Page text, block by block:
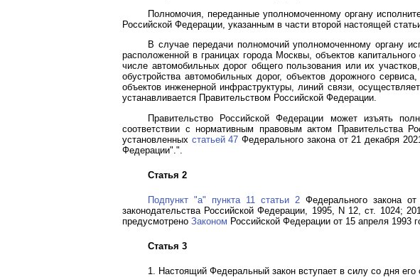
Полномочия, переданные уполномоченному органу
Российской Федерации, указанным в части второй настоящей
В случае передачи полномочий уполномоченному органу
расположенной в границах города Москвы, объектов
числе автомобильных дорог общего пользования или их
обустройства автомобильных дорог, объектов дорожного
объектов инженерной инфраструктуры, линий связи,
устанавливается Правительством Российской Федерации.
Правительство Российской Федерации может изъять
соответствии с нормативным правовым актом Правительства
установленных статьей 47 Федерального закона от 21 декабря
Федерации".".
Статья 2
Подпункт "а" пункта 11 статьи 2 Федерального закона
законодательства Российской Федерации, 1995, N 12, ст. 1024;
предусмотрено Законом Российской Федерации от 15 апреля 1993
Статья 3
1. Настоящий Федеральный закон вступает в силу со дня его